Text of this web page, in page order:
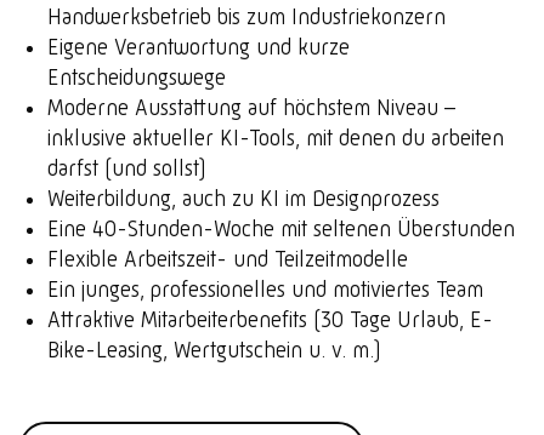
Handwerksbetrieb bis zum Industriekonzern
Eigene Verantwortung und kurze
Entscheidungswege
Moderne Ausstattung auf höchstem Niveau –
inklusive aktueller KI-Tools, mit denen du arbeiten
darfst (und sollst)
Weiterbildung, auch zu KI im Designprozess
Eine 40-Stunden-Woche mit seltenen Überstunden
Flexible Arbeitszeit- und Teilzeitmodelle
Ein junges, professionelles und motiviertes Team
Attraktive Mitarbeiterbenefits (30 Tage Urlaub, E-
Bike-Leasing, Wertgutschein u. v. m.)